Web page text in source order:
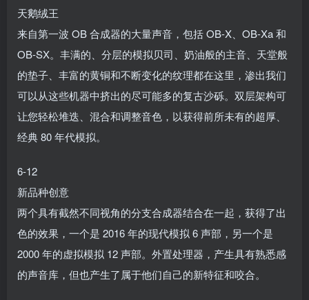
天鹅绒王
来自第一波 OB 合成器的大量声音，包括 OB-X、OB-Xa 和
OB-SX。丰满的、分层的模拟贝司、奶油般的主音、天堂般
的垫子、丰富的黄铜和不断变化的纹理都在这里，渗出我们
可以从这些机器中挤出的尽可能多的复古沙砾。双层架构可
让您轻松堆迭、混合和调整音色，以获得前所未有的超厚、
经典 80 年代模拟。
6-12
新品种创意
两个具有截然不同视角的分支合成器结合在一起，获得了出
色的效果，一个是 2016 年的现代模拟 6 声部，另一个是
2000 年的虚拟模拟 12 声部。外置处理器，产生具有熟悉感
的声音库，但也产生了属于他们自己的新特征和咬合。